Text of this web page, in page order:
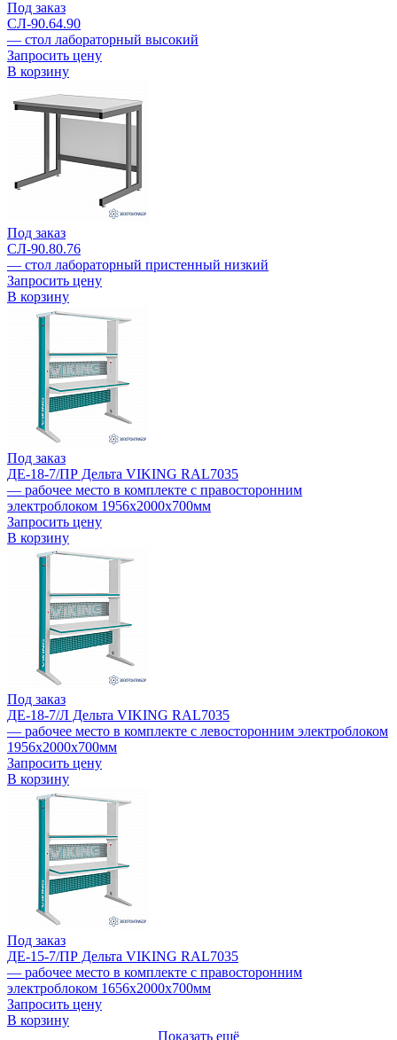
Под заказ
СЛ-90.64.90
— стол лабораторный высокий
Запросить цену
В корзину
Под заказ
СЛ-90.80.76
— стол лабораторный пристенный низкий
Запросить цену
В корзину
Под заказ
ДЕ-18-7/ПР Дельта VIKING RAL7035
— рабочее место в комплекте с правосторонним
электроблоком 1956х2000х700мм
Запросить цену
В корзину
Под заказ
ДЕ-18-7/Л Дельта VIKING RAL7035
— рабочее место в комплекте с левосторонним электроблоком
1956х2000х700мм
Запросить цену
В корзину
Под заказ
ДЕ-15-7/ПР Дельта VIKING RAL7035
— рабочее место в комплекте с правосторонним
электроблоком 1656х2000х700мм
Запросить цену
В корзину
Показать ещё